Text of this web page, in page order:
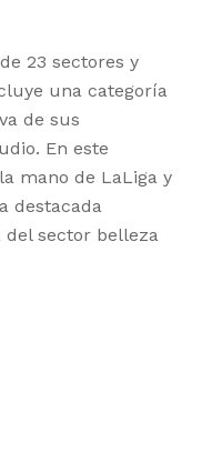
23 sectores y
una categoría
de sus
En este
mano de LaLiga y
destacada
del sector belleza